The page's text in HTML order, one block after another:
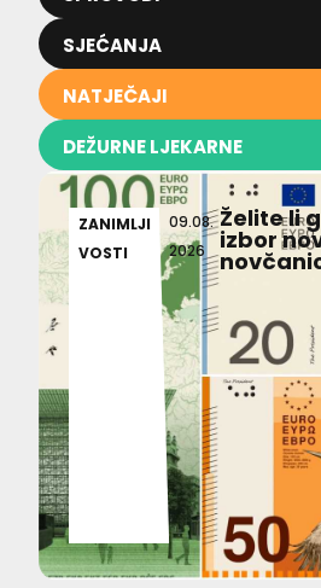
SJEĆANJA
NATJEČAJI
DEŽURNE LJEKARNE
ZANIMLJI
VOSTI
09.08.
2026
Želite li
izbor